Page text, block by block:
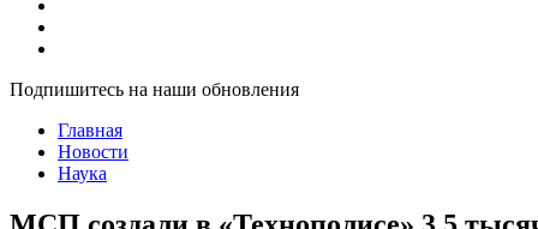
Подпишитесь на наши обновления
Главная
Новости
Наука